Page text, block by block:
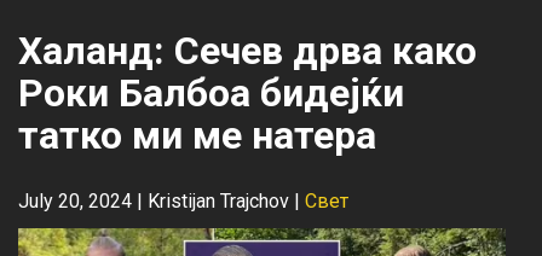
Халанд: Сечев дрва како
Роки Балбоа бидејќи
татко ми ме натера
July 20, 2024 | Kristijan Trajchov | Свет